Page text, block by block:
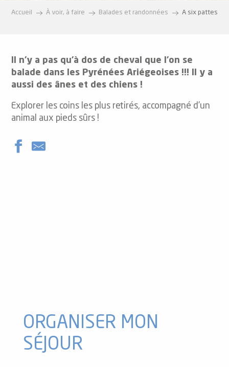
Accueil À voir, à faire Balades et randonnées A six pattes
Il n’y a pas qu’à dos de cheval que l’on se
balade dans les Pyrénées Ariégeoises !!! Il y a
aussi des ânes et des chiens !
Explorer les coins les plus retirés, accompagné d’un
animal aux pieds sûrs !
ORGANISER MON
SÉJOUR